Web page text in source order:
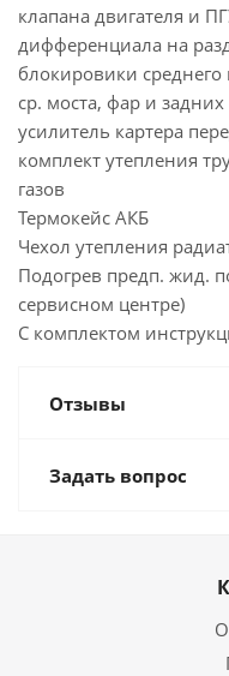
клапана двигателя и
дифференциала на
блокировики
ср. моста, фар и
усилитель картера
комплект утепления
газов
Термокейс АКБ
Чехол утепления
Подогрев предп. жид.
сервисном центре)
С комплектом
Отзывы
Задать вопрос